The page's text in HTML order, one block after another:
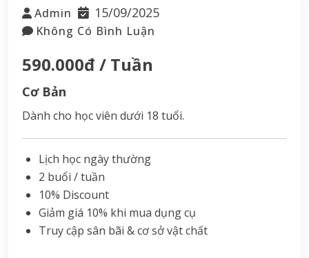
Admin 15/09/2025
Không Có Bình Luận
590.000đ / Tuần
Cơ Bản
Dành cho học viên dưới 18 tuổi.
Lịch học ngày thường
2 buổi / tuần
10% Discount
Giảm giá 10% khi mua dụng cụ
Truy cập sân bãi & cơ sở vật chất